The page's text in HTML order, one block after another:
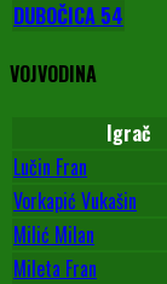
DUBOČICA 54
VOJVODINA
Igrač
Lučin Fran
Vorkapić Vukašin
Milić Milan
Mileta Fran